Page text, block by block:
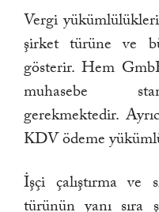
Vergi
şirket türüne ve
gösterir. Hem
muhasebe
gerekmektedir.
KDV ödeme
İşçi çalıştırma ve
türünün yanı sıra